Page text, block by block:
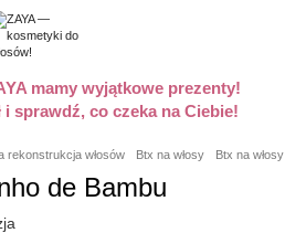
mamy wyjątkowe prezenty!
i sprawdź, co czeka na Ciebie!
rekonstrukcja włosów Btx na włosy Btx na
de Bambu